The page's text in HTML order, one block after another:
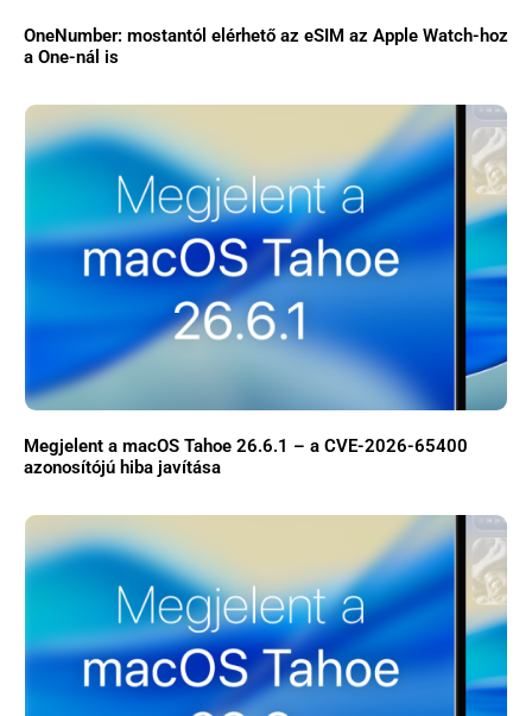
OneNumber: mostantól elérhető az eSIM az Apple Watch-hoz
a One-nál is
Megjelent a macOS Tahoe 26.6.1 – a CVE-2026-65400
azonosítójú hiba javítása
Közösség
GYIK
Használt Apple
Apple szerviz